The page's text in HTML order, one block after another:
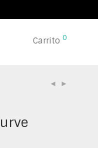
Carrito 0